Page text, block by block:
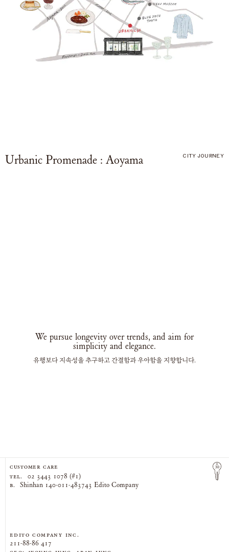
Urbanic Promenade : Aoyama CITY JOURNEY
We pursue longevity over trends, and aim for
simplicity and elegance.
유행보다 지속성을 추구하고 간결함과 우아함을 지향합니다.
CUSTOMER CARE
TEL.
02 3443 1078 (#1)
B. Shinhan 140-011-483743 Edito Company
EDITO COMPANY Inc.
211-88-86 417